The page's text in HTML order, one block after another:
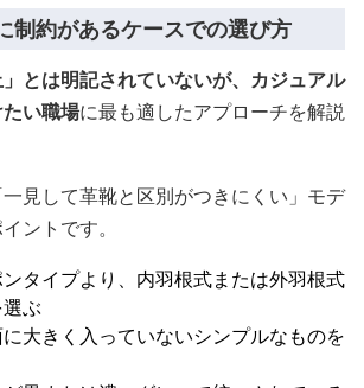
制約があるケースでの選び方
」とは明記されていないが、カジュアル
い職場に最も適したアプローチを解説
見して革靴と区別がつきにくい」モデ
ントです。
タイプより、内羽根式または外羽根式
ぶ
大きく入っていないシンプルなものを